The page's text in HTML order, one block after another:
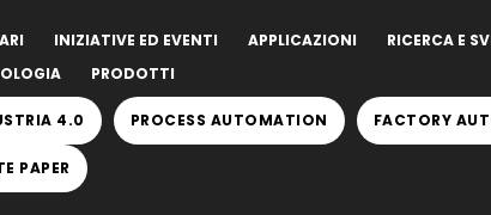
INIZIATIVE ED EVENTI APPLICAZIONI
RICERCA E
PRODOTTI
4.0 PROCESS AUTOMATION FACTORY
PAPER